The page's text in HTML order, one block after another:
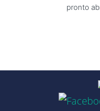
pronto